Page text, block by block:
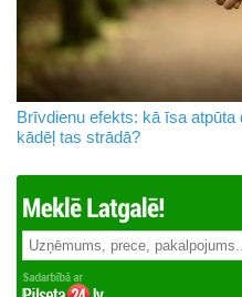
Brīvdienu efekts: kā īsa
kādēļ tas strādā?